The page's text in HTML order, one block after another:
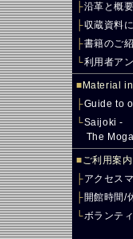
├沿革と概要
├収蔵資料
├書籍のご
└利用者ア
■ Material
├Guide to
└Saijoki -
The
■ご利用案内
├アクセス
├開館時間/
└ボランテ